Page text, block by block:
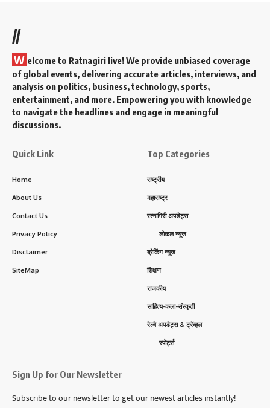
//
W elcome to Ratnagiri live! We provide unbiased coverage
of global events, delivering accurate articles, interviews, and
analysis on politics, business, technology, sports,
entertainment, and more. Empowering you with knowledge
to navigate the headlines and engage in meaningful
discussions.
Quick Link
Home
About Us
Contact Us
Privacy Policy
Disclaimer
SiteMap
Top Categories
राष्ट्रीय
महाराष्ट्र
रत्नागिरी अपडेट्स
लोकल न्यूज
ब्रेकिंग न्यूज
शिक्षण
राजकीय
साहित्य-कला-संस्कृती
रेल्वे अपडेट्स & ट्रॅव्हल
स्पोर्ट्स
Sign Up for Our Newsletter
Subscribe to our newsletter to get our newest articles instantly!